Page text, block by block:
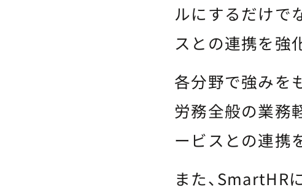
ルにするだけで
スとの連携を強
各分野で強みを
労務全般の業務
ービスとの連携
また、SmartHR